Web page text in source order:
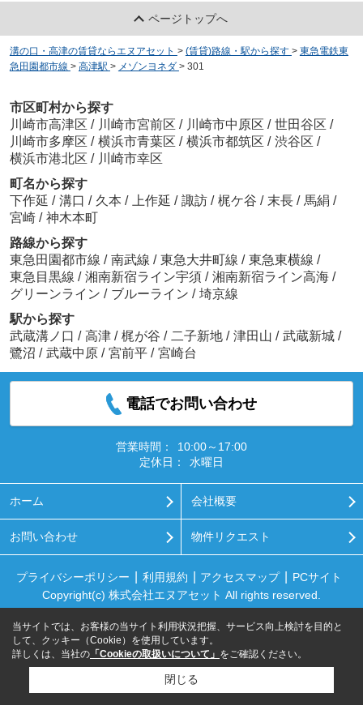
ページトップへ
溝の口・高津の賃貸ならエヌアセット > (賃貸)路線・駅から探す > 東急電鉄東
急田園都市線 > 高津駅 > メゾンヨネダ > 301
市区町村から探す
川崎市高津区 / 川崎市宮前区 / 川崎市中原区 / 世田谷区 /
川崎市多摩区 / 横浜市青葉区 / 横浜市都筑区 / 渋谷区 /
横浜市港北区 / 川崎市幸区
町名から探す
下作延 / 溝口 / 久本 / 上作延 / 諏訪 / 梶ケ谷 / 末長 / 馬絹 /
宮崎 / 神木本町
路線から探す
東急田園都市線 / 南武線 / 東急大井町線 / 東急東横線 /
東急目黒線 / 湘南新宿ライン宇須 / 湘南新宿ライン高海 /
グリーンライン / ブルーライン / 埼京線
駅から探す
武蔵溝ノ口 / 高津 / 梶が谷 / 二子新地 / 津田山 / 武蔵新城 /
鷺沼 / 武蔵中原 / 宮前平 / 宮崎台
電話でお問い合わせ
営業時間：
10:00～17:00
定休日：
水曜日
ホーム 会社概要
お問い合わせ 物件リクエスト
プライバシーポリシー 利用規約 アクセスマップ
PCサイト
Copyright(c) 株式会社エヌアセット All rights reserved.
当サイトでは、お客様の当サイト利用状況把握、サービス向上検討を目的と
して、クッキー（Cookie）を使用しています。
詳しくは、当社の 「Cookieの取扱いについて」 をご確認ください。
閉じる